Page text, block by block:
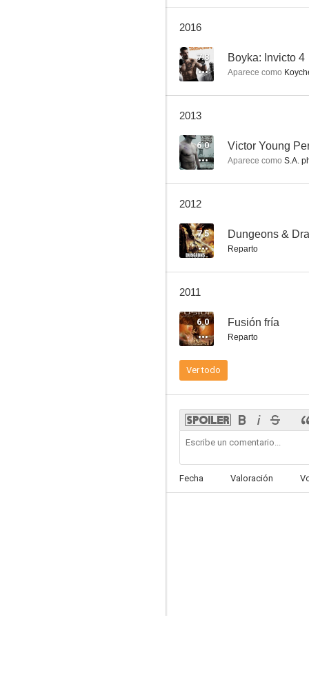
6.0
2016
7.8 Boyka: Invicto 4
Aparece como
2013
6.0 Victor Young
Aparece como S.A.
2012
7.5 Dungeons &
Reparto
2011
6.0 Fusión fría
Reparto
Ver todo
Fecha Valoración